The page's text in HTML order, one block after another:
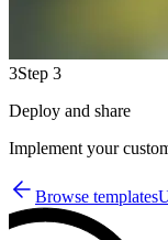
3Step 3
Deploy and share
Implement your
Browse templates